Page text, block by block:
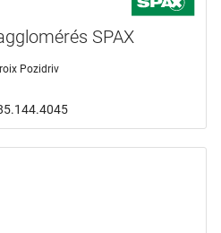
SPAX
Pozidriv